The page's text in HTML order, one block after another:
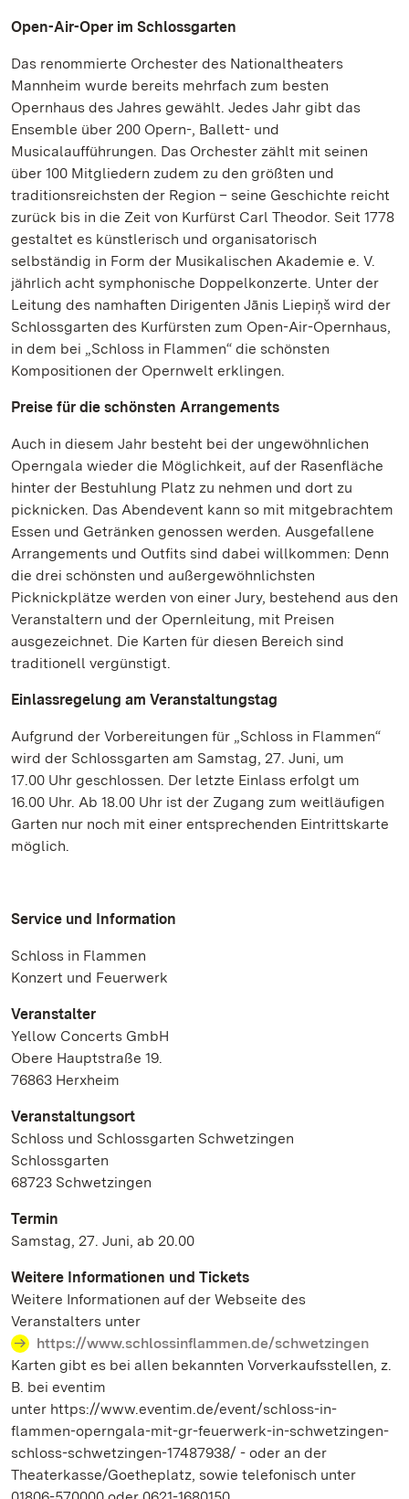
Open-Air-Oper im Schlossgarten
Das renommierte Orchester des Nationaltheaters
Mannheim wurde bereits mehrfach zum besten
Opernhaus des Jahres gewählt. Jedes Jahr gibt das
Ensemble über 200 Opern-, Ballett- und
Musicalaufführungen. Das Orchester zählt mit seinen
über 100 Mitgliedern zudem zu den größten und
traditionsreichsten der Region – seine Geschichte reicht
zurück bis in die Zeit von Kurfürst Carl Theodor. Seit 1778
gestaltet es künstlerisch und organisatorisch
selbständig in Form der Musikalischen Akademie e. V.
jährlich acht symphonische Doppelkonzerte. Unter der
Leitung des namhaften Dirigenten Jānis Liepiņš wird der
Schlossgarten des Kurfürsten zum Open-Air-Opernhaus,
in dem bei „Schloss in Flammen“ die schönsten
Kompositionen der Opernwelt erklingen.
Preise für die schönsten Arrangements
Auch in diesem Jahr besteht bei der ungewöhnlichen
Operngala wieder die Möglichkeit, auf der Rasenfläche
hinter der Bestuhlung Platz zu nehmen und dort zu
picknicken. Das Abendevent kann so mit mitgebrachtem
Essen und Getränken genossen werden. Ausgefallene
Arrangements und Outfits sind dabei willkommen: Denn
die drei schönsten und außergewöhnlichsten
Picknickplätze werden von einer Jury, bestehend aus den
Veranstaltern und der Opernleitung, mit Preisen
ausgezeichnet. Die Karten für diesen Bereich sind
traditionell vergünstigt.
Einlassregelung am Veranstaltungstag
Aufgrund der Vorbereitungen für „Schloss in Flammen“
wird der Schlossgarten am Samstag, 27. Juni, um
17.00 Uhr geschlossen. Der letzte Einlass erfolgt um
16.00 Uhr. Ab 18.00 Uhr ist der Zugang zum weitläufigen
Garten nur noch mit einer entsprechenden Eintrittskarte
möglich.
Service und Information
Schloss in Flammen
Konzert und Feuerwerk
Veranstalter
Yellow Concerts GmbH
Obere Hauptstraße 19.
76863 Herxheim
Veranstaltungsort
Schloss und Schlossgarten Schwetzingen
Schlossgarten
68723 Schwetzingen
Termin
Samstag, 27. Juni, ab 20.00
Weitere Informationen und Tickets
Weitere Informationen auf der Webseite des
Veranstalters unter
https://www.schlossinflammen.de/schwetzingen
Karten gibt es bei allen bekannten Vorverkaufsstellen, z.
B. bei eventim
unter https://www.eventim.de/event/schloss-in-
flammen-operngala-mit-gr-feuerwerk-in-schwetzingen-
schloss-schwetzingen-17487938/ - oder an der
Theaterkasse/Goetheplatz, sowie telefonisch unter